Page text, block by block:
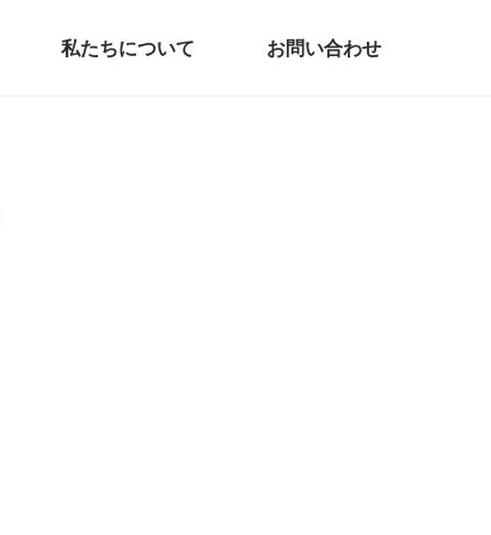
私たちについて お問い合わせ